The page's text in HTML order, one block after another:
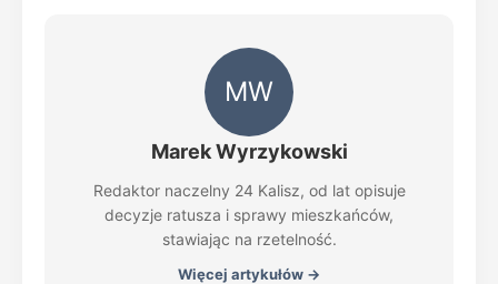
MW
Marek Wyrzykowski
Redaktor naczelny 24 Kalisz, od lat opisuje
decyzje ratusza i sprawy mieszkańców,
stawiając na rzetelność.
Więcej artykułów →